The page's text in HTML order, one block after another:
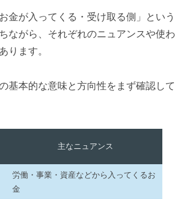
金が入ってくる・受け取る側」という
ながら、それぞれのニュアンスや使わ
ります。
基本的な意味と方向性をまず確認して
主なニュアンス
労働・事業・資産などから入ってくるお
金